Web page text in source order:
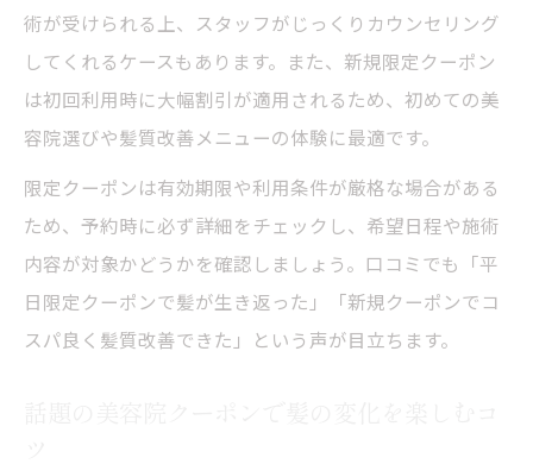
術が受けられる上、スタッフがじっくりカウンセリング
してくれるケースもあります。また、新規限定クーポン
は初回利用時に大幅割引が適用されるため、初めての美
容院選びや髪質改善メニューの体験に最適です。
限定クーポンは有効期限や利用条件が厳格な場合がある
ため、予約時に必ず詳細をチェックし、希望日程や施術
内容が対象かどうかを確認しましょう。口コミでも「平
日限定クーポンで髪が生き返った」「新規クーポンでコ
スパ良く髪質改善できた」という声が目立ちます。